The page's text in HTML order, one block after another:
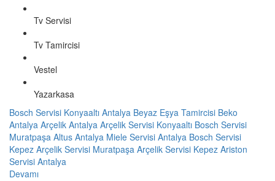
Tv Servisi
Tv Tamircisi
Vestel
Yazarkasa
Bosch Servisi Konyaaltı Antalya Beyaz Eşya Tamircisi Beko
Antalya Arçelik Antalya Arçelik Servisi Konyaaltı Bosch Servisi
Muratpaşa Altus Antalya Miele Servisi Antalya Bosch Servisi
Kepez Arçelik Servisi Muratpaşa Arçelik Servisi Kepez Ariston
Servisi Antalya
Devamı